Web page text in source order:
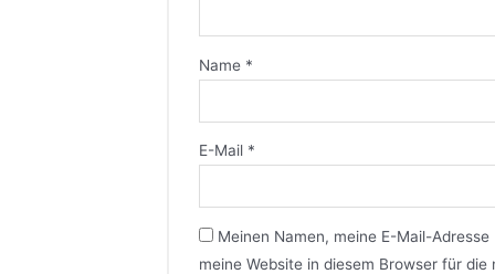
Name *
E-Mail *
Meinen Namen, meine E-Mail-Adresse
meine Website in diesem Browser für die